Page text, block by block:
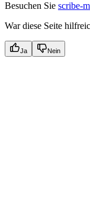
Besuchen Sie scribe-
War diese Seite
Ja Nein